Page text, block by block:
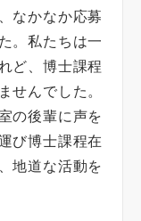
なかなか応募
。私たちは一
ど、博士課程
せんでした。
の後輩に声を
び博士課程在
地道な活動を